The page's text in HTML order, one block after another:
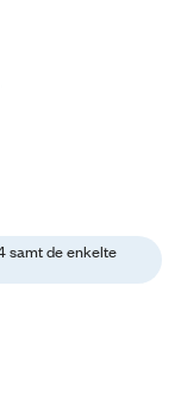
samt de enkelte